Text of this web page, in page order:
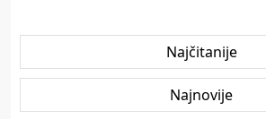
Najčitanije
Najnovije